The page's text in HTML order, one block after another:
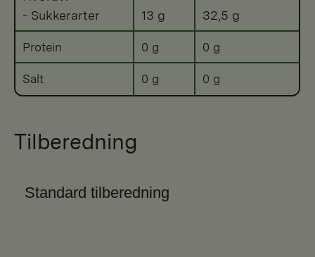
- Sukkerarter
13 g 32,5 g
Protein 0 g 0 g
Salt 0 g 0 g
Tilberedning
Standard tilberedning